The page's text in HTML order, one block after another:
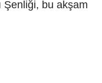
Şenliği, bu akşam